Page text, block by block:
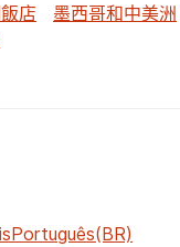
店
墨西哥和中美洲
Português(BR)